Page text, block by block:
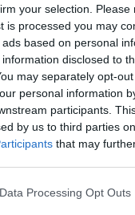
your selection.
is processed you may
based on personal
disclosed to
may separately opt-
personal information
participants.
by us to third parties
that may
this website/app uses
Processing Opt Outs
helyen
de orosz a
oldalhoz, ha